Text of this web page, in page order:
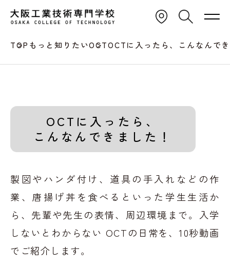
TOP もっと知りたいOCTOCTに入ったら、こんなんで
OCTに入ったら、
こんなんできました！
製図やハンダ付け、道具の手入れなどの作
業、 唐揚げ丼を食べるといった学生生活か
ら、先輩や先生の表情、周辺環境まで。 入学
しないとわからない OCTの日常を、10秒動画
でご紹介します。